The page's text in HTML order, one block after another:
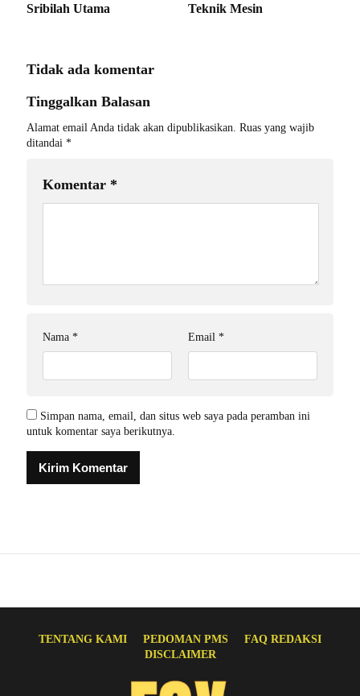
Sribilah Utama
Teknik Mesin
Tidak ada komentar
Tinggalkan Balasan
Alamat email Anda tidak akan dipublikasikan. Ruas yang wajib
ditandai *
Komentar *
Nama * Email *
Simpan nama, email, dan situs web saya pada peramban ini
untuk komentar saya berikutnya.
TENTANG KAMI PEDOMAN PMS
FAQ REDAKSI
DISCLAIMER